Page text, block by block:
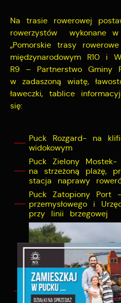
Na trasie rowerowej
rowerzystów wykonane
„Pomorskie trasy
międzynarodowym R10 i
R9 – Partnerstwo Gminy
w zadaszoną wiatę,
ławeczki, tablice
się:
Puck Rozgard- na
widokowym
Puck Zielony
na strzeżoną plażę,
stacja naprawy
Puck Zatopiony Port
przemysłowego i
przy linii brzegowej